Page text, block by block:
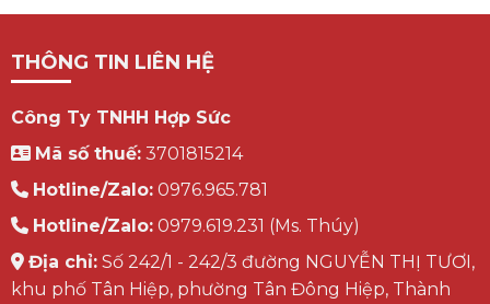
THÔNG TIN LIÊN HỆ
Công Ty TNHH Hợp Sức
Mã số thuế:3701815214
Hotline/Zalo:0976.965.781
Hotline/Zalo:0979.619.231 (Ms. Thúy)
Địa chỉ:Số 242/1 - 242/3 đường NGUYỄN THỊ TƯƠI,
khu phố Tân Hiệp, phường Tân Đông Hiệp, Thành